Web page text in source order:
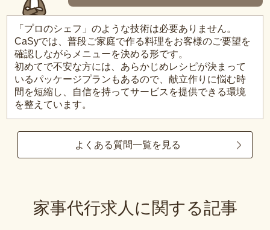
「プロのシェフ」のような技術は必要ありません。
CaSyでは、普段ご家庭で作る料理をお客様のご要望を
確認しながらメニューを決める形です。
初めてで不安な方には、あらかじめレシピが決まって
いるパッケージプランもあるので、献立作りに悩む時
間を短縮し、自信を持ってサービスを提供できる環境
を整えています。
よくある質問一覧を見る
家事代行求人に関する記事